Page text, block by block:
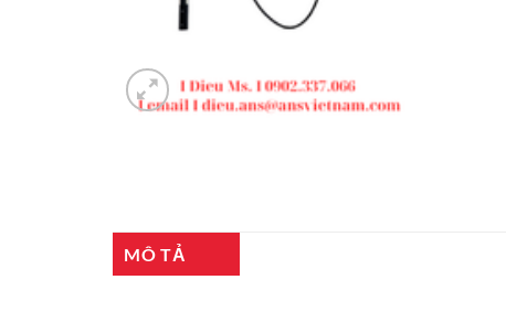
MÔ TẢ